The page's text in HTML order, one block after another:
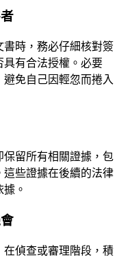
時，務必仔細核對簽
具有合法授權。必要
免自己因輕忽而捲入
留所有相關證據，包
些證據在後續的法律
。
偵查或審理階段，積